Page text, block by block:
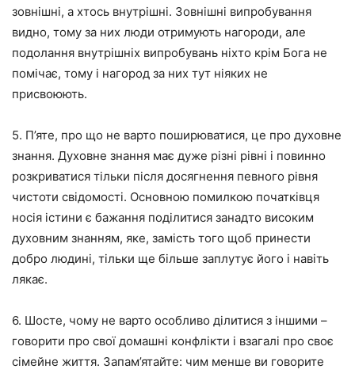
зовнішні, а хтось внутрішні. Зовнішні випробування
видно, тому за них люди отримують нагороди, але
подолання внутрішніх випробувань ніхто крім Бога не
помічає, тому і нагород за них тут ніяких не
присвоюють.
5. П’яте, про що не варто поширюватися, це про духовне
знання. Духовне знання має дуже різні рівні і повинно
розкриватися тільки після досягнення певного рівня
чистоти свідомості. Основною помилкою початківця
носія істини є бажання поділитися занадто високим
духовним знанням, яке, замість того щоб принести
добро людині, тільки ще більше заплутує його і навіть
лякає.
6. Шосте, чому не варто особливо ділитися з іншими –
говорити про свої домашні конфлікти і взагалі про своє
сімейне життя. Запам’ятайте: чим менше ви говорите